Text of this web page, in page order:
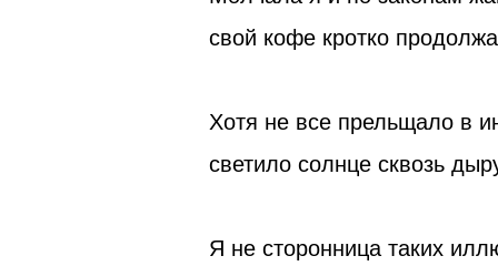
свой кофе кротко
Хотя не все прельщало в
светило солнце сквозь
Я не сторонница таких